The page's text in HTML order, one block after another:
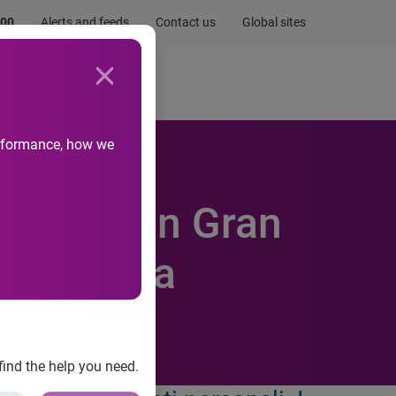
Alerts and feeds Contact us Global sites
how we
the help you need.
Newsroom
in Gran
aspetta